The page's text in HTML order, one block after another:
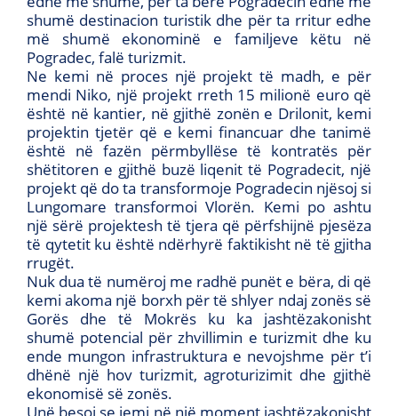
shumë destinacion turistik dhe për ta rritur edhe
më shumë ekonominë e familjeve këtu në
Pogradec, falë turizmit.
Ne kemi në proces një projekt të madh, e për
mendi Niko, një projekt rreth 15 milionë euro që
është në kantier, në gjithë zonën e Drilonit, kemi
projektin tjetër që e kemi financuar dhe tanimë
është në fazën përmbyllëse të kontratës për
shëtitoren e gjithë buzë liqenit të Pogradecit, një
projekt që do ta transformoje Pogradecin njësoj si
Lungomare transformoi Vlorën. Kemi po ashtu
një sërë projektesh të tjera që përfshijnë pjesëza
të qytetit ku është ndërhyrë faktikisht në të gjitha
rrugët.
Nuk dua të numëroj me radhë punët e bëra, di që
kemi akoma një borxh për të shlyer ndaj zonës së
Gorës dhe të Mokrës ku ka jashtëzakonisht
shumë potencial për zhvillimin e turizmit dhe ku
ende mungon infrastruktura e nevojshme për t’i
dhënë një hov turizmit, agroturizimit dhe gjithë
ekonomisë së zonës.
Unë besoj se jemi në një moment jashtëzakonisht